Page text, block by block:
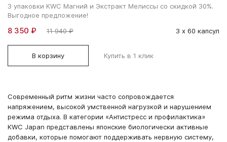
3 упаковки KWC Магний и Экстракт Мелиссы со скидкой 30%.
Выгодное предложение!
8 350 ₽ 11 940 ₽ 3 х 60 капсул
В корзину Купить в 1 клик
Современный ритм жизни часто сопровождается
напряжением, высокой умственной нагрузкой и нарушением
режима отдыха. В категории «Антистресс и профилактика»
KWC Japan представлены японские биологически активные
добавки, которые помогают поддерживать нервную систему,